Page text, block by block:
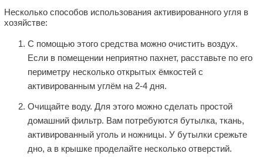
Несколько способов использования активированного угля в
хозяйстве:
С помощью этого средства можно очистить воздух.
Если в помещении неприятно пахнет, расставьте по его
периметру несколько открытых ёмкостей с
активированным углём на 2-4 дня.
Очищайте воду. Для этого можно сделать простой
домашний фильтр. Вам потребуются бутылка, ткань,
активированный уголь и ножницы. У бутылки срежьте
дно, а в крышке проделайте несколько отверстий.